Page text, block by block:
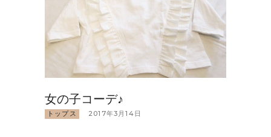
女の子コーデ♪
トップス 2017年3月14日